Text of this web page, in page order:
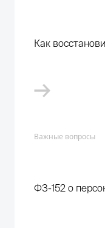
Как
Важные вопросы
ФЗ-152 о